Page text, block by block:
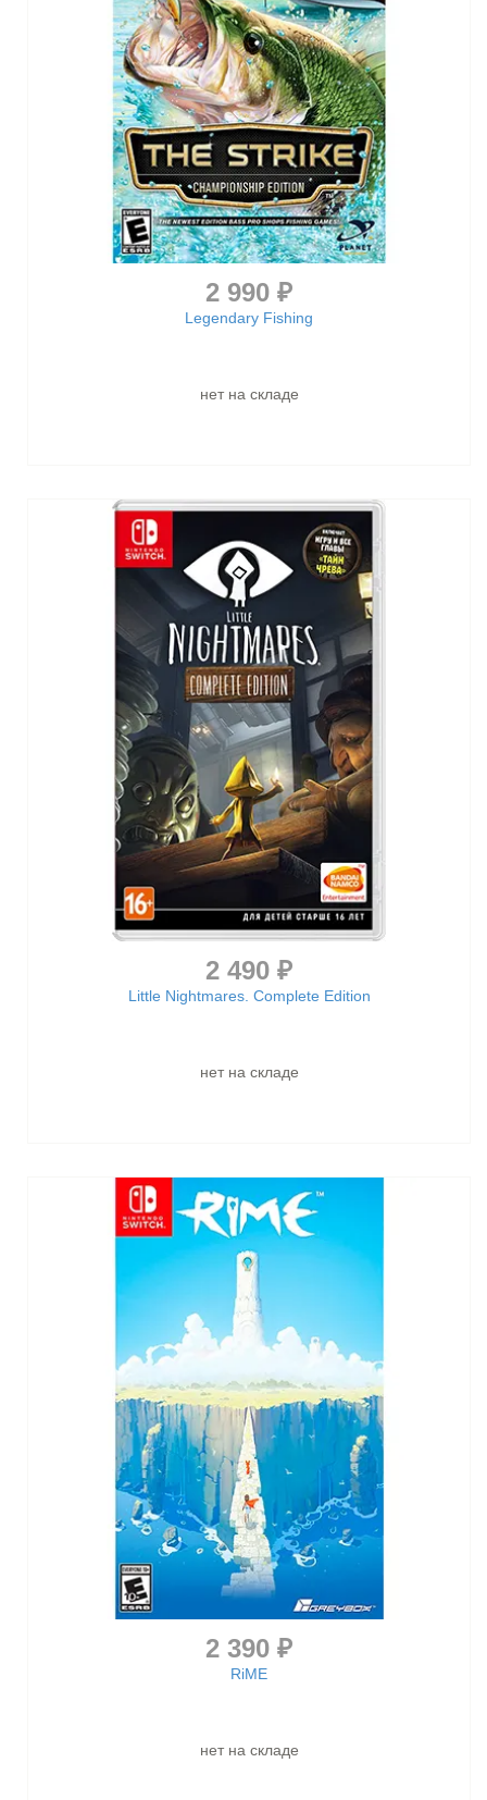
2 990 ₽
Legendary Fishing
нет на складе
2 490 ₽
Little Nightmares. Complete Edition
нет на складе
2 390 ₽
RiME
нет на складе